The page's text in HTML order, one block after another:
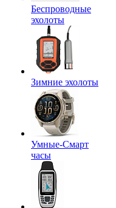
Беспроводные
эхолоты
Зимние эхолоты
Умные-Смарт
часы